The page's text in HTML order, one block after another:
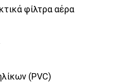
φίλτρα αέρα
(PVC)